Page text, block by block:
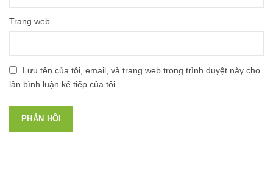
Trang web
Lưu tên của tôi, email, và trang web trong trình duyệt này cho
lần bình luận kế tiếp của tôi.